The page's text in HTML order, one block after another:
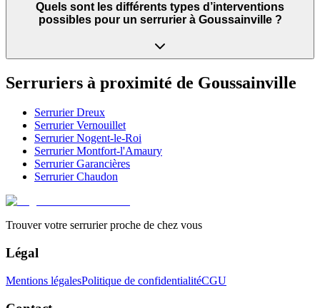
Quels sont les différents types d’interventions
possibles pour un serrurier à Goussainville ?
Serruriers à proximité de Goussainville
SerrurierDreux
SerrurierVernouillet
SerrurierNogent-le-Roi
SerrurierMontfort-l'Amaury
SerrurierGarancières
SerrurierChaudon
Trouver votre serrurier proche de chez vous
Légal
Mentions légalesPolitique de confidentialitéCGU